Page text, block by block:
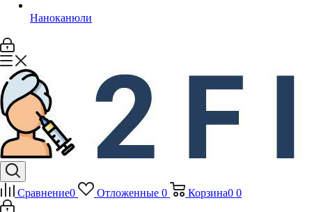
Наноканюли
Сравнение0 Отложенные 0 Корзина0 0